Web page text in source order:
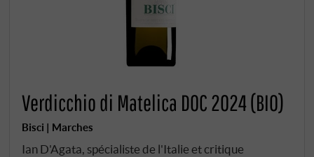
Verdicchio di Matelica DOC 2024 (BIO)
Bisci | Marches
Ian D'Agata, spécialiste de l'Italie et critique